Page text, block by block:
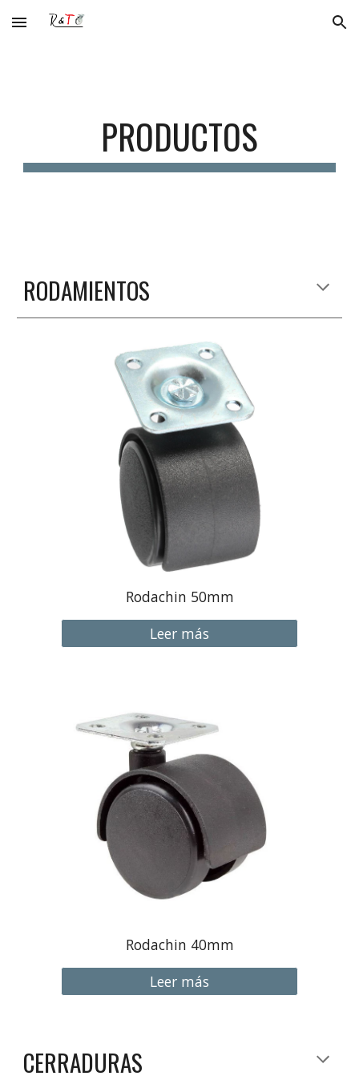
Skip to main content Skip to navigation
PRODUCTOS
RODAMIENTOS
Rodachin 50mm
Leer más
Rodachin 40mm
Leer más
CERRADURAS